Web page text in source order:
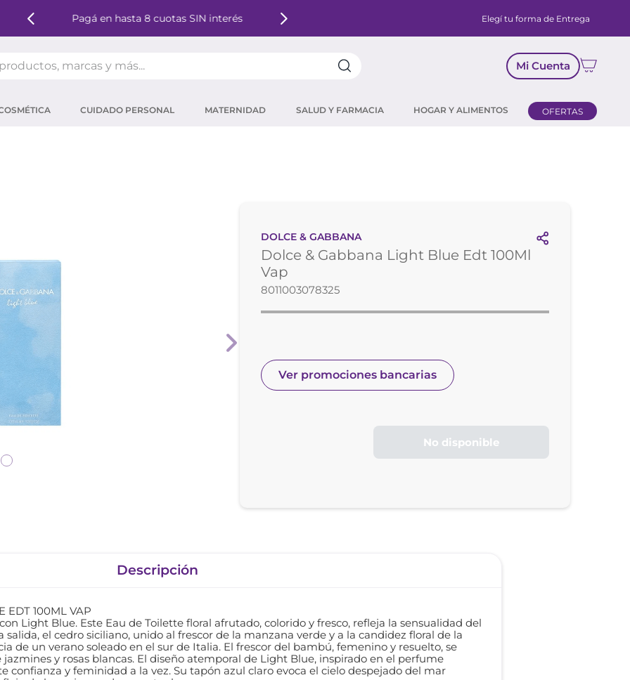
Pagá en hasta 8 cuotas SIN interés Elegí tu forma de Entrega
Mi Cuenta
CUIDADO PERSONAL MATERNIDAD SALUD Y FARMACIA HOGAR Y ALIMENTOS OFERTAS
DOLCE & GABBANA
Dolce & Gabbana Light Blue Edt 100Ml
Vap
8011003078325
Ver promociones bancarias
No disponible
Descripción
EDT 100ML VAP
Light Blue. Este Eau de Toilette floral afrutado, colorido y fresco, refleja la sensualidad del
el cedro siciliano, unido al frescor de la manzana verde y a la candidez floral de la
de un verano soleado en el sur de Italia. El frescor del bambú, femenino y resuelto, se
y rosas blancas. El diseño atemporal de Light Blue, inspirado en el perfume
confianza y feminidad a la vez. Su tapón azul claro evoca el cielo despejado del mar
micelar
pestañas